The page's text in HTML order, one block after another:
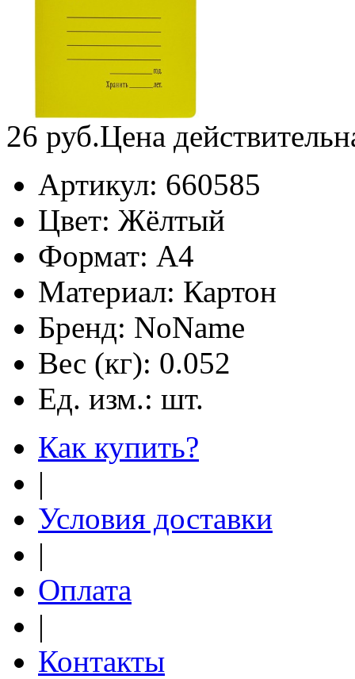
26 руб.Цена
Артикул: 660585
Цвет: Жёлтый
Формат: А4
Материал: Картон
Бренд: NoName
Вес (кг): 0.052
Ед. изм.: шт.
Как купить?
|
Условия доставки
|
Оплата
|
Контакты